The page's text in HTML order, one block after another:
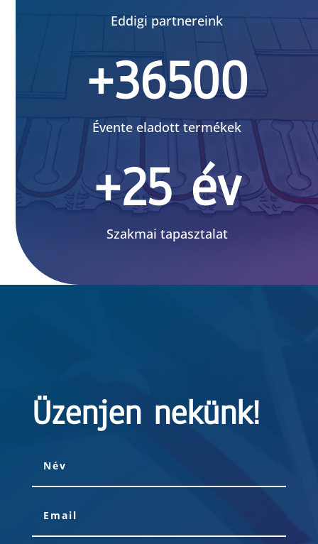
Eddigi partnereink
+36500
Évente eladott termékek
+25 év
Szakmai tapasztalat
Üzenjen nekünk!